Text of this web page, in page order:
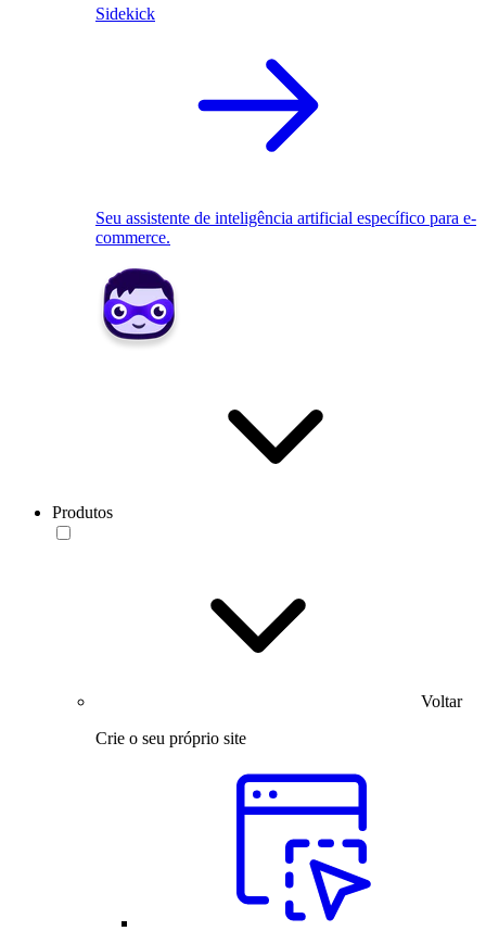
Sidekick
Seu assistente de inteligência artificial específico para e-
commerce.
Produtos
Voltar
Crie o seu próprio site